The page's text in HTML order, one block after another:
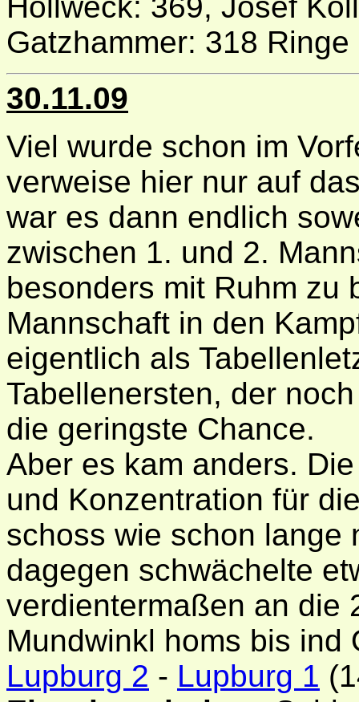
Gatzhammer: 318 Ringe
30.11.09
Viel wurde schon im
verweise hier nur auf
war es dann endlich
zwischen 1. und 2.
besonders mit Ruhm zu
Mannschaft in den
eigentlich als
Tabellenersten, der
die geringste Chance.
Aber es kam anders.
und Konzentration für
schoss wie schon lange
dagegen schwächelte
verdientermaßen an die
Mundwinkl homs bis ind
Lupburg 2 - Lupburg 1